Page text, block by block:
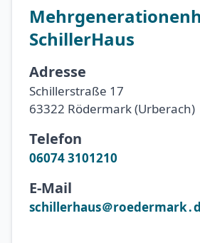
SchillerHaus
Adresse
Schillerstraße 17
63322 Rödermark (Urberach)
Telefon
06074 3101210
E-Mail
schillerhaus＠